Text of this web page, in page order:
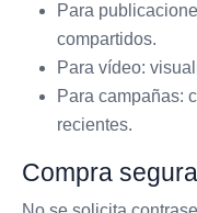
Para
compartidos.
Para vídeo:
Para campañas:
recientes.
Compra segura